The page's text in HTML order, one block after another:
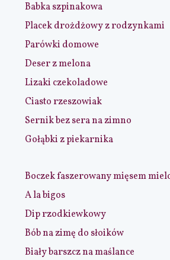
Babka szpinakowa
Placek drożdżowy z rodzynkami
Parówki domowe
Deser z melona
Lizaki czekoladowe
Ciasto rzeszowiak
Sernik bez sera na zimno
Gołąbki z piekarnika
Boczek faszerowany mięsem
A la bigos
Dip rzodkiewkowy
Bób na zimę do słoików
Biały barszcz na maślance